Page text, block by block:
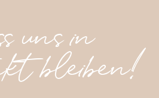
uns in
bleiben!